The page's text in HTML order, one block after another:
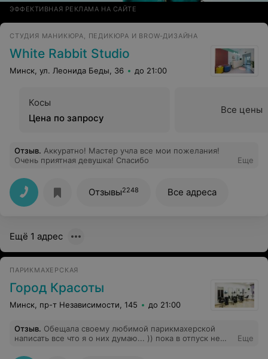
ЭФФЕКТИВНАЯ РЕКЛАМА НА САЙТЕ
СТУДИЯ МАНИКЮРА, ПЕДИКЮРА И BROW-ДИЗАЙНА
White Rabbit Studio
Минск, ул. Леонида Беды, 36 до 21:00
Косы
Цена по запросу
Все цены
Отзыв. Аккуратно! Мастер учла все мои пожелания!
Очень приятная девушка! Спасибо
Еще
Отзывы2248 Все адреса
Ещё 1 адрес
ПАРИКМАХЕРСКАЯ
Город Красоты
Минск, пр-т Независимости, 145 до 21:00
Отзыв. Обещала своему любимой парикмахерской
написать все что я о них думаю... )) пока в отпуск не
Еще